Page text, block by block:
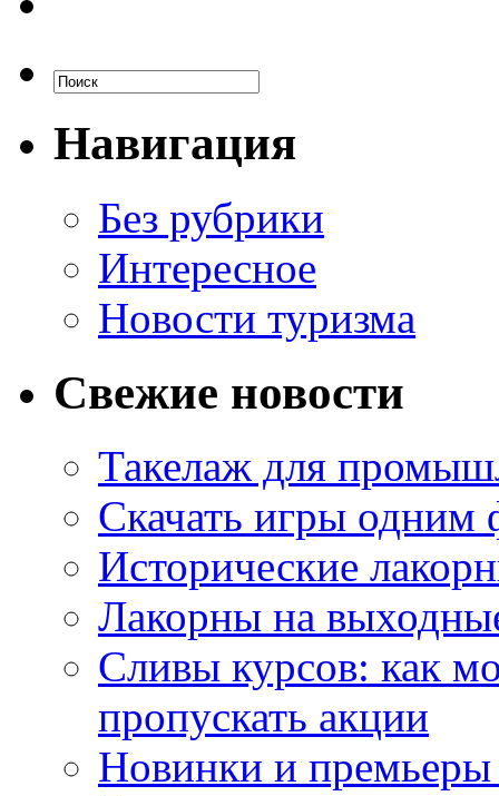
Навигация
Без рубрики
Интересное
Новости туризма
Свежие новости
Такелаж для
Скачать игры одним
Исторические
Лакорны на
Сливы курсов: как
пропускать акции
Новинки и